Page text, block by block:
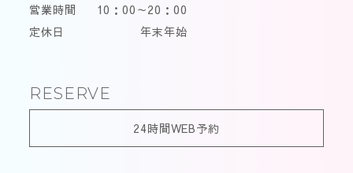
営業時間
10：00～20：00
定休日
年末年始
RESERVE
24時間WEB予約